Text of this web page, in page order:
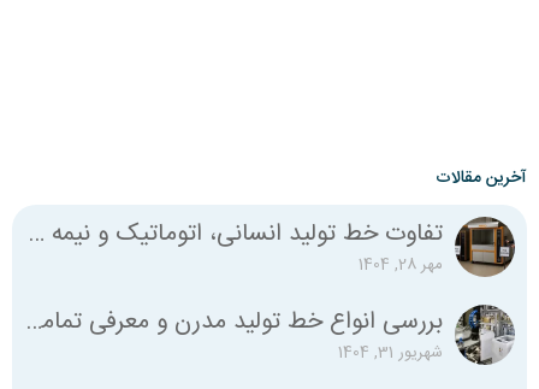
آخرین مقالات
تفاوت خط تولید انسانی، اتوماتیک و نیمه اتوماتیک چیست؟
مهر 28, 1404
بررسی انواع خط تولید مدرن و معرفی تمامی استانداردهای لازم
شهریور 31, 1404